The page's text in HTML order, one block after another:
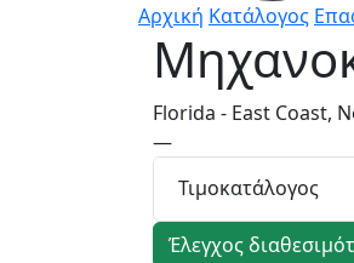
Αρχική Κατάλογος
Florida - East Coast,
—
Τιμοκατάλογος
Έλεγχος